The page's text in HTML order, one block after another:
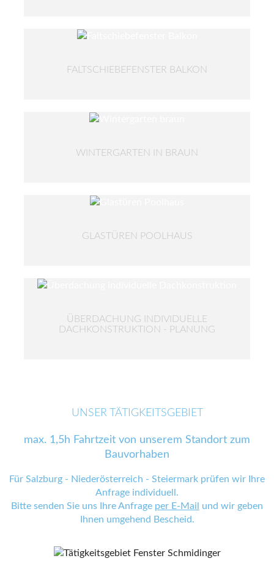
FALTSCHIEBEFENSTER BALKON
WINTERGARTEN IN BRAUN
GLASTÜREN POOLHAUS
ÜBERDACHUNG INDIVIDUELLE
DACHKONSTRUKTION - PLANUNG
UNSER TÄTIGKEITSGEBIET
max. 1,5h Fahrtzeit von unserem Standort zum
Bauvorhaben
Für Salzburg - Niederösterreich - Steiermark prüfen wir Ihre
Anfrage individuell.
Bitte senden Sie uns Ihre Anfrage per E-Mail
und wir geben
Ihnen umgehend Bescheid.